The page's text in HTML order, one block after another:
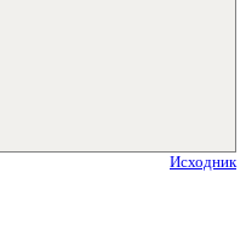
Исходник